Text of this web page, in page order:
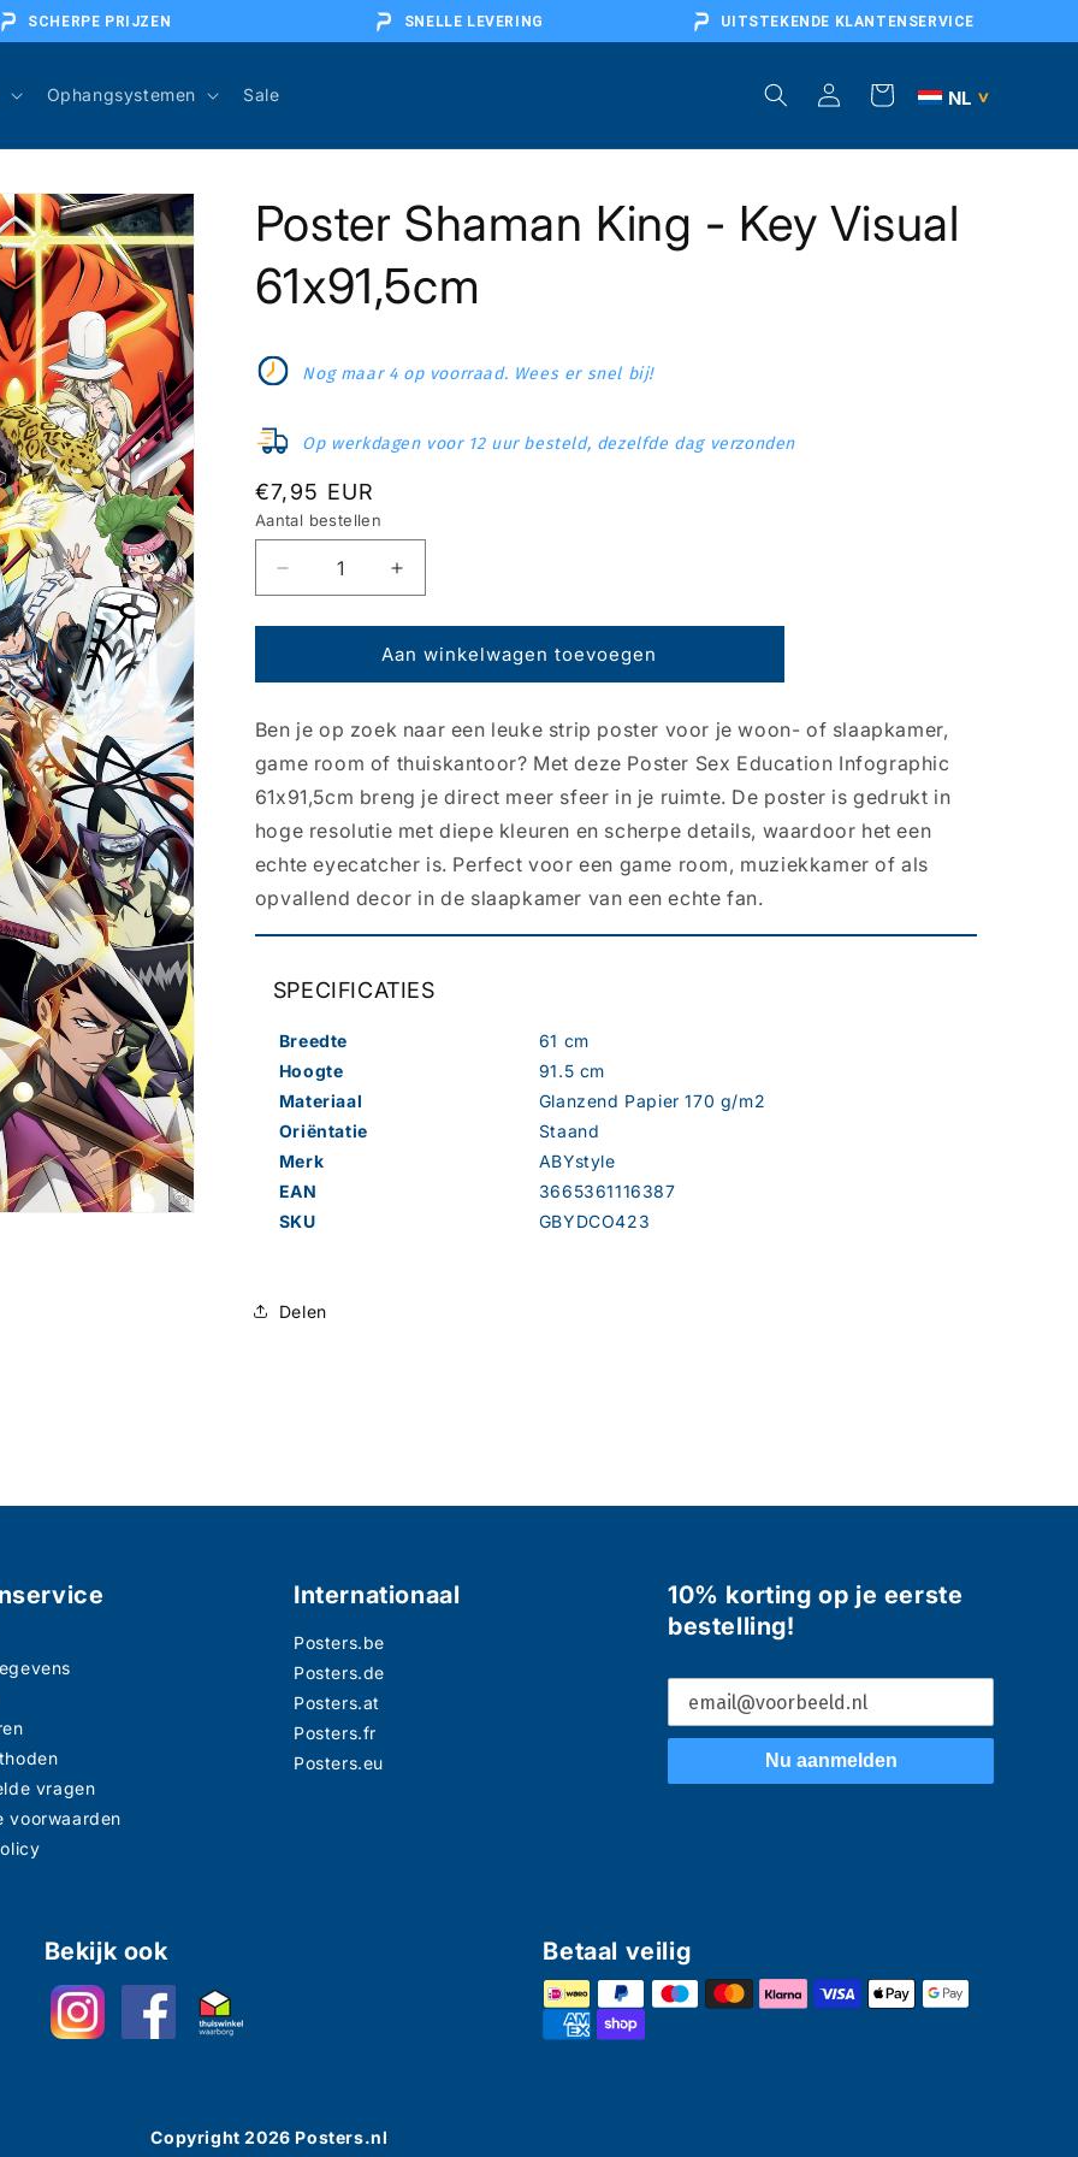
SCHERPE PRIJZEN SNELLE LEVERING UITSTEKENDE KLANTENSERVICE
Ophangsystemen Sale Inloggen
Winkelwagen NL >
BE
DE
Poster Shaman King - Key Visual
61x91,5cm
Nog maar 4 op voorraad. Wees er snel bij!
Op werkdagen voor 12 uur besteld, dezelfde dag verzonden
Normale
prijs
€7,95 EUR
Aantal bestellen
Aantal
verlagen
voor
Shaman
-
Key
61x91,5cm
Aantal
verhogen
voor
Poster
Shaman
-
Key
61x91,5cm
Aan winkelwagen toevoegen
Ben je op zoek naar een leuke strip poster voor je woon- of slaapkamer,
game room of thuiskantoor? Met deze Poster Sex Education Infographic
61x91,5cm breng je direct meer sfeer in je ruimte. De poster is gedrukt in
hoge resolutie met diepe kleuren en scherpe details, waardoor het een
echte eyecatcher is. Perfect voor een game room, muziekkamer of als
opvallend decor in de slaapkamer van een echte fan.
SPECIFICATIES
Breedte
61 cm
Hoogte
91.5 cm
Materiaal
Glanzend Papier 170 g/m2
Oriëntatie
Staand
Merk
ABYstyle
EAN
3665361116387
SKU
GBYDCO423
Delen
vragen
voorwaarden
Internationaal
Posters.be
Posters.de
Posters.at
Posters.fr
Posters.eu
10% korting op je eerste
bestelling!
Nu aanmelden
Bekijk ook Betaal veilig
Copyright2026 Posters.nl